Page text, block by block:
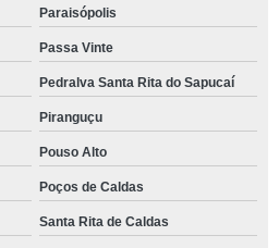
Paraisópolis
Passa Vinte
Pedralva Santa Rita do Sapucaí
Piranguçu
Pouso Alto
Poços de Caldas
Santa Rita de Caldas